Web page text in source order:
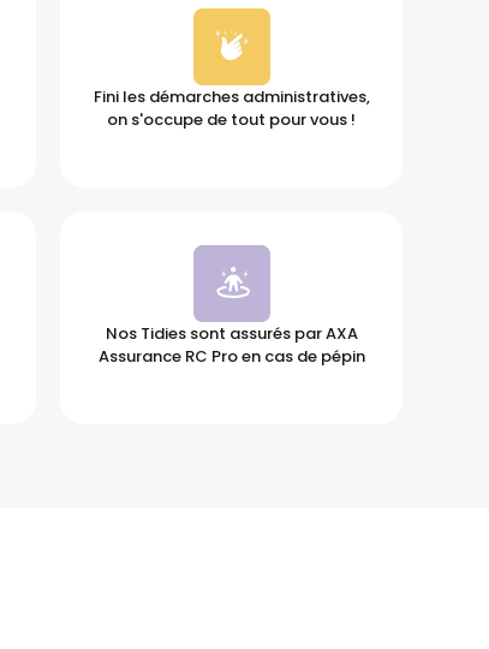
Fini les démarches administratives,
on s'occupe de tout pour vous !
Nos Tidies sont assurés par AXA
Assurance RC Pro en cas de pépin